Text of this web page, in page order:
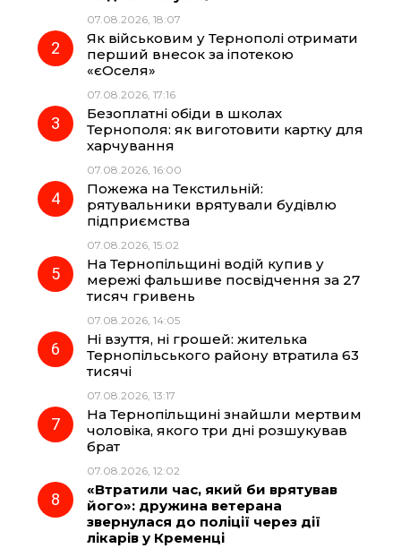
o
k
g
r
a
m
A
07.08.2026, 18:07
Як військовим у Тернополі отримати
перший внесок за іпотекою
«єОселя»
07.08.2026, 17:16
Безоплатні обіди в школах
Тернополя: як виготовити картку для
харчування
07.08.2026, 16:00
Пожежа на Текстильній:
рятувальники врятували будівлю
підприємства
07.08.2026, 15:02
На Тернопільщині водій купив у
мережі фальшиве посвідчення за 27
тисяч гривень
07.08.2026, 14:05
Ні взуття, ні грошей: жителька
Тернопільського району втратила 63
тисячі
07.08.2026, 13:17
На Тернопільщині знайшли мертвим
чоловіка, якого три дні розшукував
брат
07.08.2026, 12:02
«Втратили час, який би врятував
його»: дружина ветерана
звернулася до поліції через дії
лікарів у Кременці